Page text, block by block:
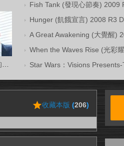
Fish Tank (發現心節奏) 2009
Hunger (飢餓宣言) 2008 R3
A Great Awakening (大覺醒)
When the Waves Rise (光彩
Star Wars：Visions
收藏本版 (206)